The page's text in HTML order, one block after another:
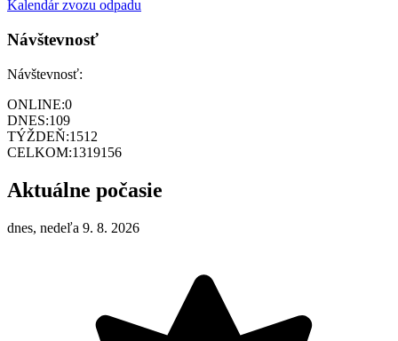
Kalendár zvozu odpadu
Návštevnosť
Návštevnosť:
ONLINE:0
DNES:109
TÝŽDEŇ:1512
CELKOM:1319156
Aktuálne počasie
dnes, nedeľa 9. 8. 2026